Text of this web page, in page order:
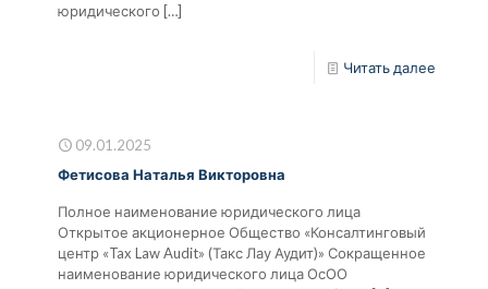
юридического […]
Читать далее
09.01.2025
Фетисова Наталья Викторовна
Полное наименование юридического лица
Открытое акционерное Общество «Консалтинговый
центр «Tax Law Audit» (Такс Лау Аудит)» Сокращенное
наименование юридического лица ОсОО